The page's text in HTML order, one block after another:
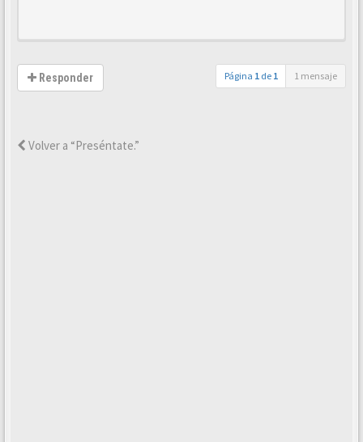
Responder Página 1 de 1 1 mensaje
Volver a “Preséntate.”